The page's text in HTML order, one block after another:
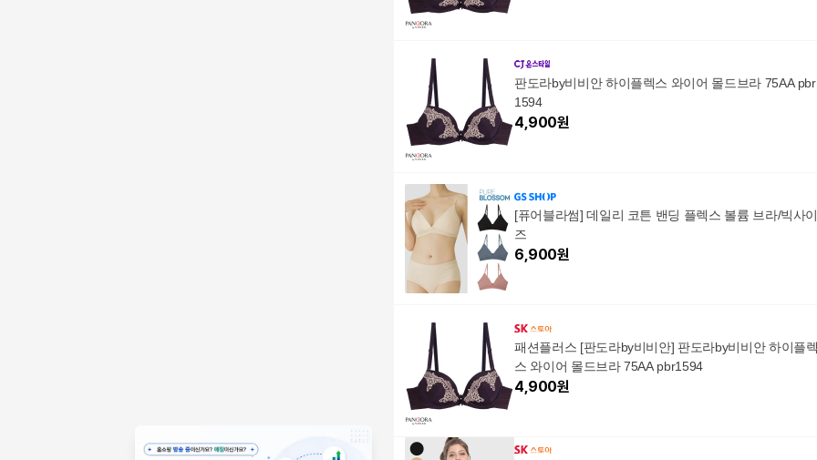
판도라by비비안 하이플렉스 와이어 몰드브라 75AA pbr
1594
4,900원
[퓨어블라썸] 데일리 코튼 밴딩 플렉스 볼륨 브라/빅사
즈
6,900원
패션플러스 [판도라by비비안] 판도라by비비안 하이플
스 와이어 몰드브라 75AA pbr1594
4,900원